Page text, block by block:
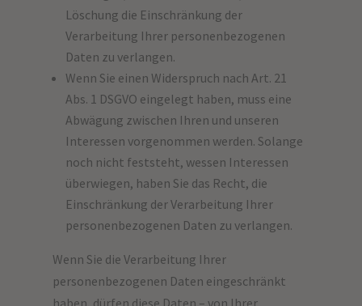
Löschung die Einschränkung der
Verarbeitung Ihrer personenbezogenen
Daten zu verlangen.
Wenn Sie einen Widerspruch nach Art. 21
Abs. 1 DSGVO eingelegt haben, muss eine
Abwägung zwischen Ihren und unseren
Interessen vorgenommen werden. Solange
noch nicht feststeht, wessen Interessen
überwiegen, haben Sie das Recht, die
Einschränkung der Verarbeitung Ihrer
personenbezogenen Daten zu verlangen.
Wenn Sie die Verarbeitung Ihrer
personenbezogenen Daten eingeschränkt